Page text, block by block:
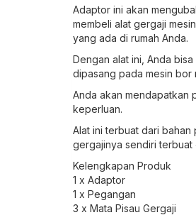
Adaptor ini akan
membeli alat gergaji
yang ada di rumah Anda.
Dengan alat ini, Anda
dipasang pada mesin bor
Anda akan mendapatkan
keperluan.
Alat ini terbuat dari
gergajinya sendiri terbuat
Kelengkapan Produk
1 x Adaptor
1 x Pegangan
3 x Mata Pisau Gergaji